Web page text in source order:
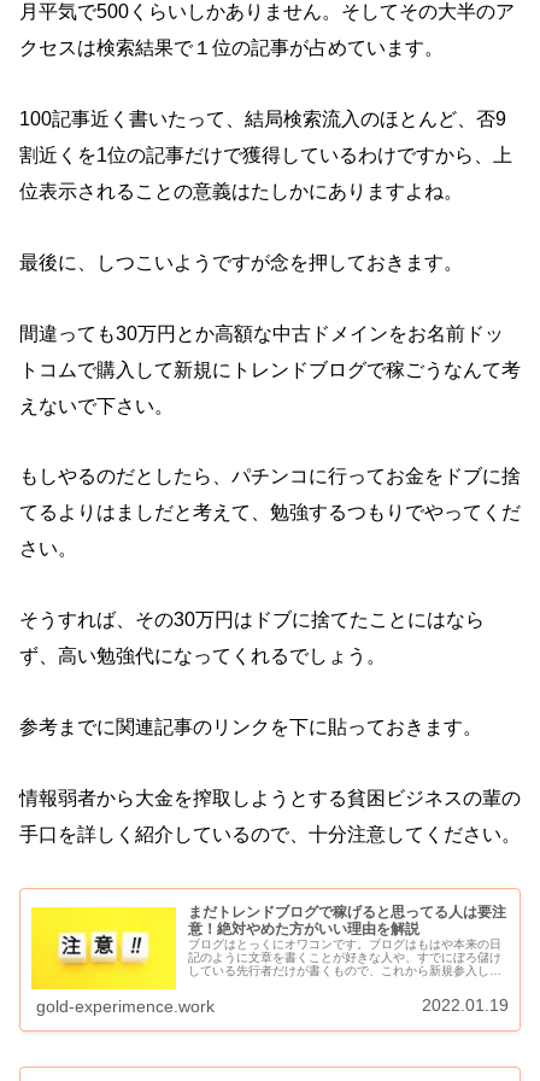
月平気で500くらいしかありません。そしてその大半のア
クセスは検索結果で１位の記事が占めています。
100記事近く書いたって、結局検索流入のほとんど、否9
割近くを1位の記事だけで獲得しているわけですから、上
位表示されることの意義はたしかにありますよね。
最後に、しつこいようですが念を押しておきます。
間違っても30万円とか高額な中古ドメインをお名前ドッ
トコムで購入して新規にトレンドブログで稼ごうなんて考
えないで下さい。
もしやるのだとしたら、パチンコに行ってお金をドブに捨
てるよりはましだと考えて、勉強するつもりでやってくだ
さい。
そうすれば、その30万円はドブに捨てたことにはなら
ず、高い勉強代になってくれるでしょう。
参考までに関連記事のリンクを下に貼っておきます。
情報弱者から大金を搾取しようとする貧困ビジネスの輩の
手口を詳しく紹介しているので、十分注意してください。
まだトレンドブログで稼げると思ってる人は要注
意！絶対やめた方がいい理由を解説
ブログはとっくにオワコンです。ブログはもはや本来の日
記のように文章を書くことが好きな人や、すでにぼろ儲け
している先行者だけが書くもので、これから新規参入して
gold-experimence.work 2022.01.19